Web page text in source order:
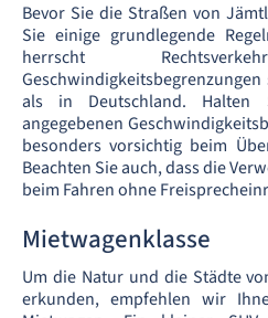
Bevor Sie die Straßen von
Sie einige grundlegende
herrscht
als in Deutschland.
angegebenen
besonders vorsichtig beim
Beachten Sie auch, dass die
beim Fahren ohne
Mietwagenklasse
Um die Natur und die Städte
erkunden, empfehlen wir